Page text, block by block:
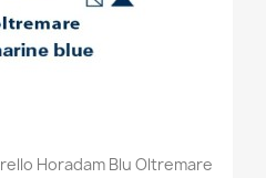
Horadam Blu Oltremare